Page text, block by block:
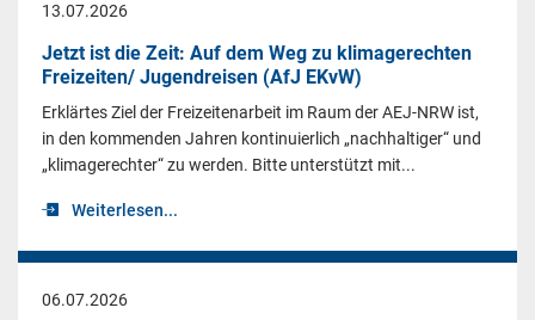
13.07.2026
Jetzt ist die Zeit: Auf dem Weg zu klimagerechten
Freizeiten/ Jugendreisen (AfJ EKvW)
Erklärtes Ziel der Freizeitenarbeit im Raum der AEJ-NRW ist,
in den kommenden Jahren kontinuierlich „nachhaltiger“ und
„klimagerechter“ zu werden. Bitte unterstützt mit...
Weiterlesen...
06.07.2026